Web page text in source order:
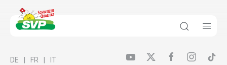
DE FR IT